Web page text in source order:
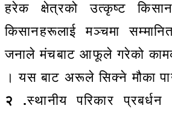
हरेक क्षेत्रको उत्कृष्ट
किसानहरूलाई मञ्चमा
जनाले मंचबाट आफूले गरेको
। यस बाट अरूले सिक्ने मौका
२ .स्थानीय परिकार